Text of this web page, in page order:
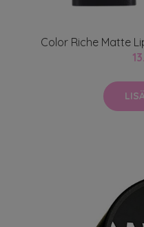
Color Riche Matte